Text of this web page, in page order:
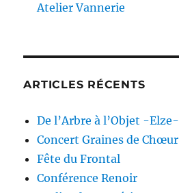
Atelier Vannerie
ARTICLES RÉCENTS
De l’Arbre à l’Objet -Elze-
Concert Graines de Chœur
Fête du Frontal
Conférence Renoir